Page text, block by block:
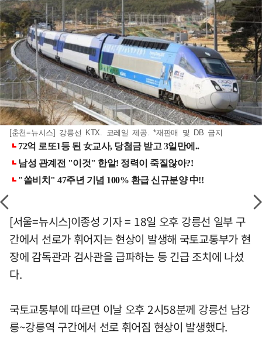
[춘천=뉴시스] 강릉선 KTX. 코레일 제공. *재판매 및 DB 금지
[서울=뉴시스]이종성 기자 = 18일 오후 강릉선 일부 구
간에서 선로가 휘어지는 현상이 발생해 국토교통부가 현
장에 감독관과 검사관을 급파하는 등 긴급 조치에 나섰
다.
국토교통부에 따르면 이날 오후 2시58분께 강릉선 남강
릉~강릉역 구간에서 선로 휘어짐 현상이 발생했다.